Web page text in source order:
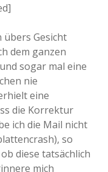
übers Gesicht
dem ganzen
sogar mal eine
nie
eine
die Korrektur
ich die Mail nicht
so
diese tatsächlich
mich